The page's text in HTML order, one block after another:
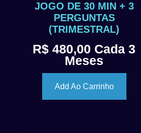
JOGO DE 30 MIN + 3
PERGUNTAS
(TRIMESTRAL)
R$ 480,00 Cada 3
Meses
Add Ao Carrinho